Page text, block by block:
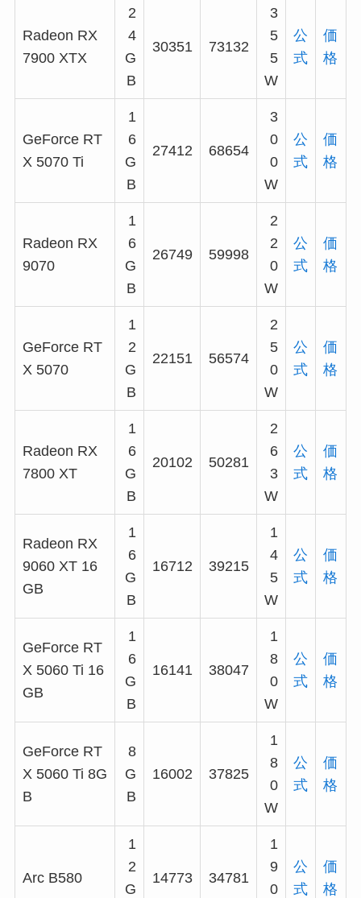
Radeon RX
7900 XTX
2
4
G
B
30351 73132
3
5
5
W
公
式
価
格
GeForce RT
X 5070 Ti
1
6
G
B
27412 68654
3
0
0
W
公
式
価
格
Radeon RX
9070
1
6
G
B
26749 59998
2
2
0
W
公
式
価
格
GeForce RT
X 5070
1
2
G
B
22151 56574
2
5
0
W
公
式
価
格
Radeon RX
7800 XT
1
6
G
B
20102 50281
2
6
3
W
公
式
価
格
Radeon RX
9060 XT 16
GB
1
6
G
B
16712 39215
1
4
5
W
公
式
価
格
GeForce RT
X 5060 Ti 16
GB
1
6
G
B
16141 38047
1
8
0
W
公
式
価
格
GeForce RT
X 5060 Ti 8G
B
8
G
B
16002 37825
1
8
0
W
公
式
価
格
Arc B580
1
2
G
14773 34781
1
9
0
公
式
価
格